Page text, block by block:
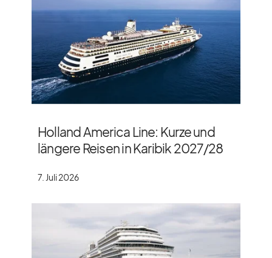
Holland America Line: Kurze und
längere Reisen in Karibik 2027/​28
7. Juli 2026